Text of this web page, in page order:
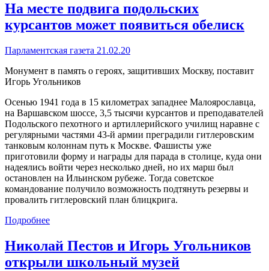
На месте подвига подольских
курсантов может появиться обелиск
Парламентская газета 21.02.20
Монумент в память о героях, защитивших Москву, поставит
Игорь Угольников
Осенью 1941 года в 15 километрах западнее Малоярославца,
на Варшавском шоссе, 3,5 тысячи курсантов и преподавателей
Подольского пехотного и артиллерийского училищ наравне с
регулярными частями 43-й армии преградили гитлеровским
танковым колоннам путь к Москве. Фашисты уже
приготовили форму и награды для парада в столице, куда они
надеялись войти через несколько дней, но их марш был
остановлен на Ильинском рубеже. Тогда советское
командование получило возможность подтянуть резервы и
провалить гитлеровский план блицкрига.
Подробнее
Николай Пестов и Игорь Угольников
открыли школьный музей